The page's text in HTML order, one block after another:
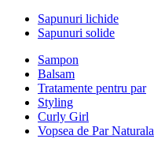
Sapunuri lichide
Sapunuri solide
Sampon
Balsam
Tratamente pentru par
Styling
Curly Girl
Vopsea de Par Naturala